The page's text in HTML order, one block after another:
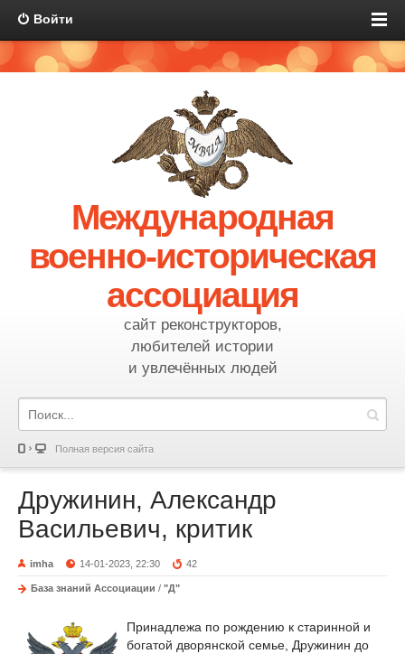
Войти
Международная
военно-историческая
ассоциация
сайт реконструкторов,
любителей истории
и увлечённых людей
Полная версия сайта
Дружинин, Александр
Васильевич, критик
imha 14-01-2023, 22:30 42
База знаний Ассоциации / "Д"
Принадлежа по рождению к старинной и
богатой дворянской семье, Дружинин до